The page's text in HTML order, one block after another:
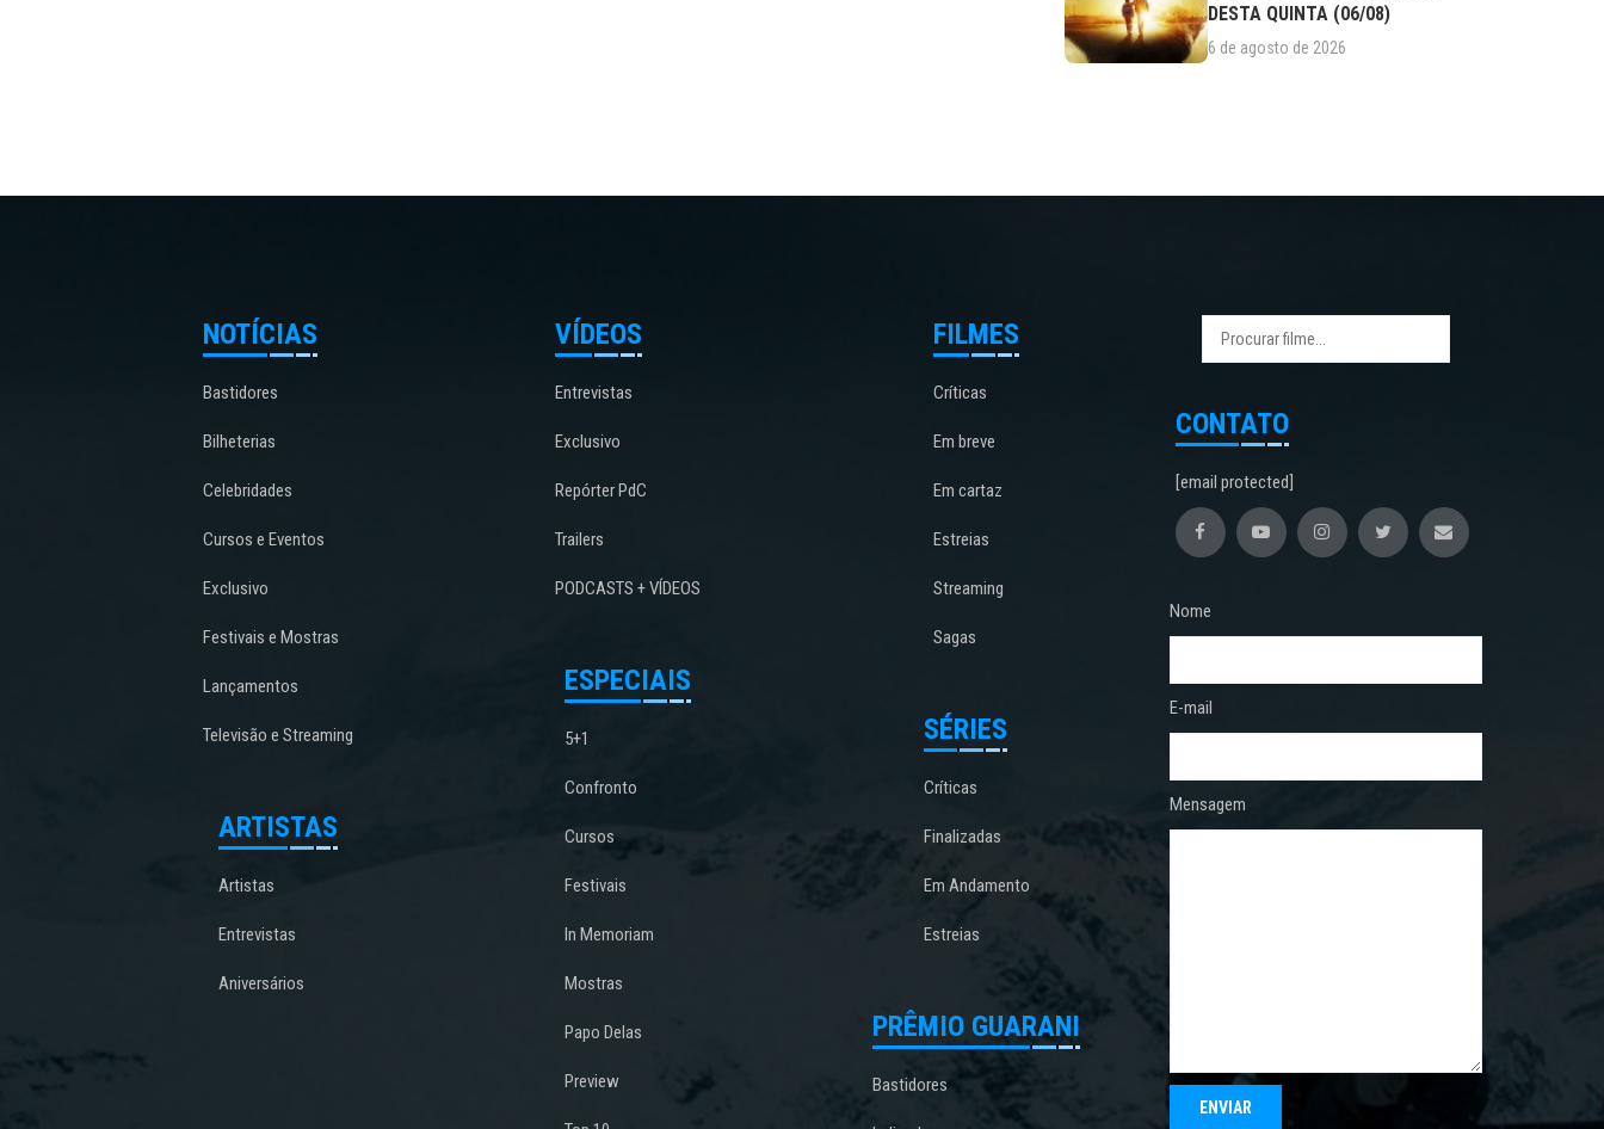
DESTA QUINTA (06/08)
6 de agosto de 2026
NOTÍCIAS
Bastidores
Bilheterias
Celebridades
Cursos e Eventos
Exclusivo
Festivais e Mostras
Lançamentos
Televisão e Streaming
ARTISTAS
Artistas
Entrevistas
Aniversários
VÍDEOS
Entrevistas
Exclusivo
Repórter PdC
Trailers
PODCASTS + VÍDEOS
ESPECIAIS
5+1
Confronto
Cursos
Festivais
In Memoriam
Mostras
Papo Delas
Preview
FILMES
Críticas
Em breve
Em cartaz
Estreias
Streaming
Sagas
SÉRIES
Críticas
Finalizadas
Em Andamento
Estreias
PRÊMIO GUARANI
Bastidores
CONTATO
[email protected]
Nome
E-mail
Mensagem